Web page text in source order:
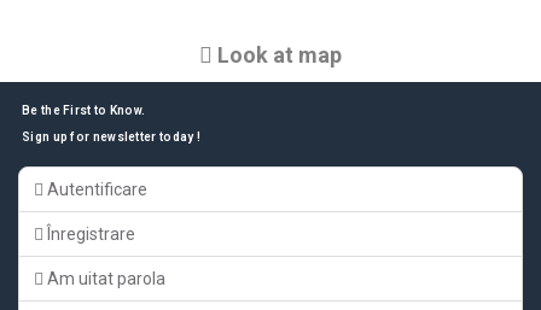
Look at map
Be the First to Know.
Sign up for newsletter today !
Autentificare
Înregistrare
Am uitat parola